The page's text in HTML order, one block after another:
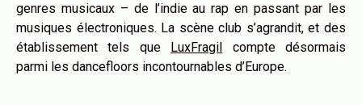
genres musicaux – de l’indie au rap en passant par les
musiques électroniques. La scène club s’agrandit, et des
établissement tels que
LuxFragil
compte désormais
parmi les dancefloors incontournables d’Europe.